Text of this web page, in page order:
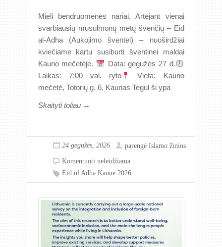
Mieli bendruomenės nariai, Artėjant vienai
svarbiausių musulmonų metų švenčių – Eid
al-Adha (Aukojimo šventei) – nuoširdžiai
kviečiame kartu susiburti šventinei maldai
Kauno mečetėje.
Data: gegužės 27 d.
Laikas: 7:00 val. ryto
Vieta: Kauno
mečetė, Totorių g. 6, Kaunas Tegul ši ypa
Skaityti toliau →
24 gegužės, 2026 parengė Islamo žinios
Komentuoti neleidžiama
Eid ul Adha Kaune 2026